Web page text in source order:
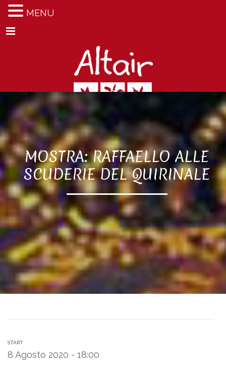
Menu
MOSTRA: RAFFAELLO ALLE
SCUDERIE DEL QUIRINALE
START
8 Agosto 2020 - 18:00
MENU